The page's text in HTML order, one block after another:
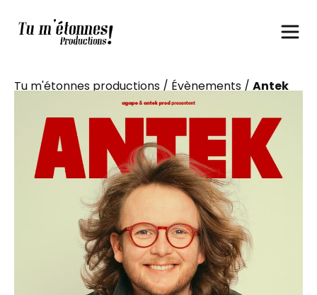
Tu m'étonnes productions / Évènements / Antek